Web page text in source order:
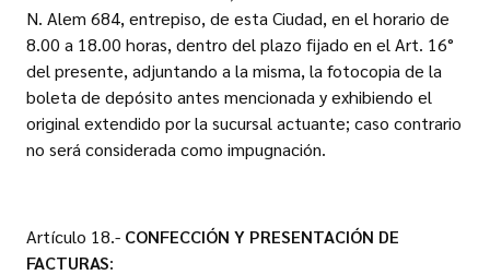
N. Alem 684, entrepiso, de esta Ciudad, en el horario de
8.00 a 18.00 horas, dentro del plazo fijado en el Art. 16°
del presente, adjuntando a la misma, la fotocopia de la
boleta de depósito antes mencionada y exhibiendo el
original extendido por la sucursal actuante; caso contrario
no será considerada como impugnación.
Artículo 18.- CONFECCIÓN Y PRESENTACIÓN DE
FACTURAS: